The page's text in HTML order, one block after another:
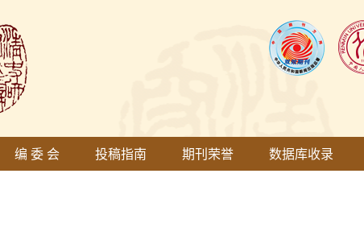
编 委 会 投稿指南 期刊荣誉 数据库收录